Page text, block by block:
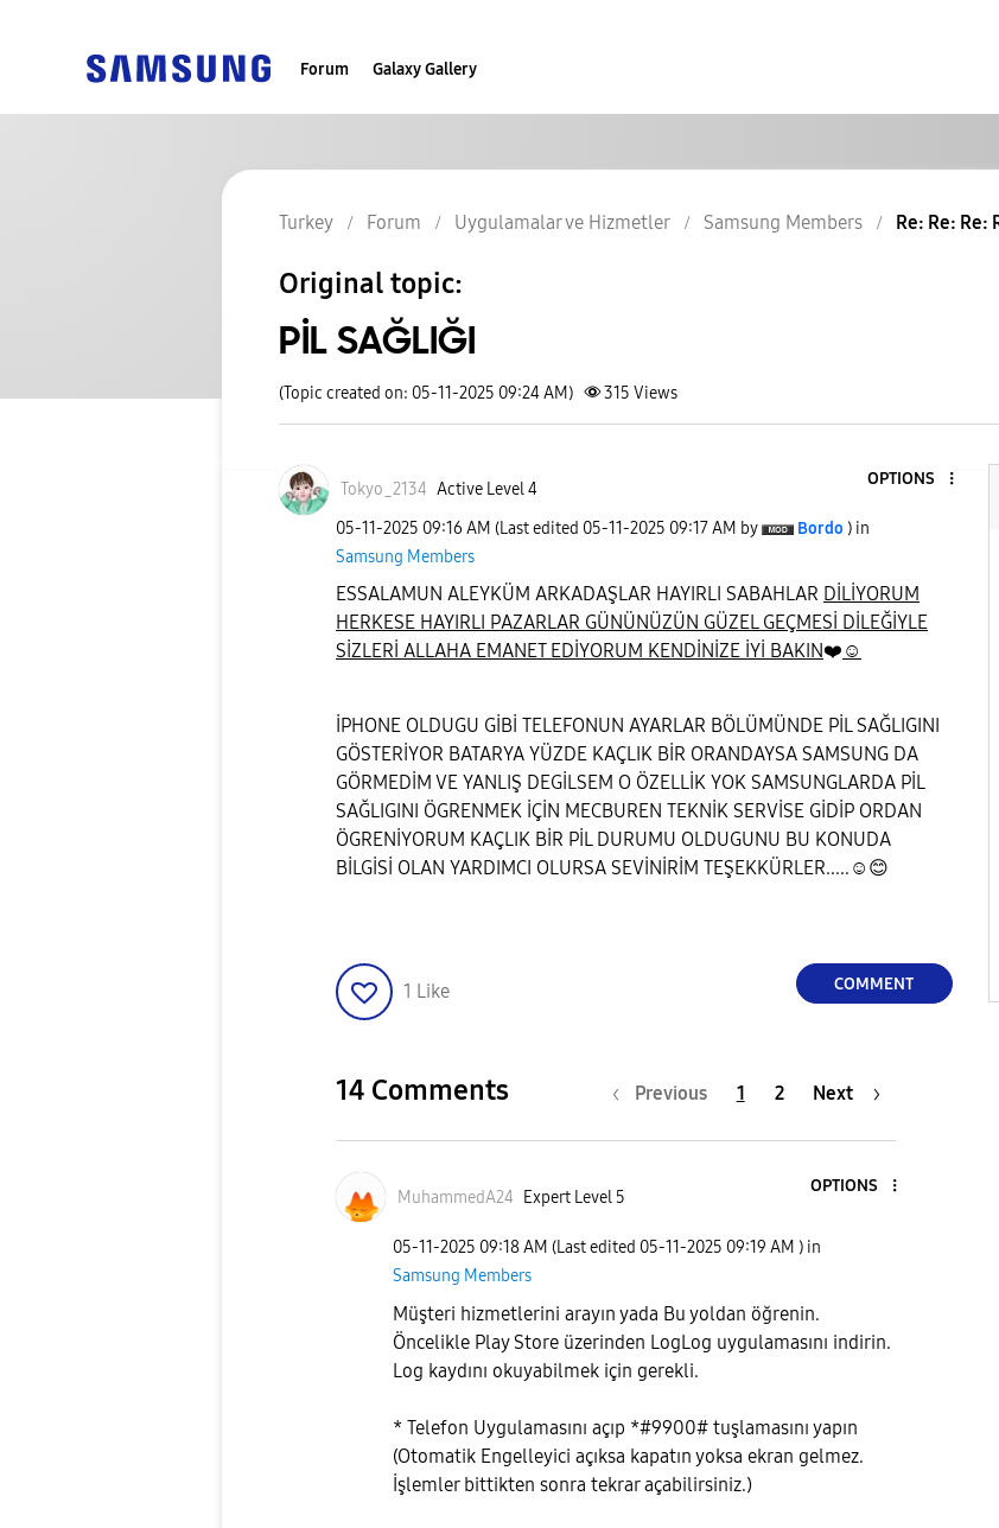
Forum Galaxy Gallery
Turkey Forum Uygulamalar ve Hizmetler Samsung Members Re: Re: Re:
Original topic:
PİL SAĞLIĞI
(Topic created on: 05-11-2025 09:24 AM) 315 Views
Tokyo_2134 Active Level 4
OPTIONS
‎05-11-2025 09:16 AM (Last edited ‎05-11-2025 09:17 AM by Bordo ) in
Samsung Members
ESSALAMUN ALEYKÜM ARKADAŞLAR HAYIRLI SABAHLAR DİLİYORUM
HERKESE HAYIRLI PAZARLAR GÜNÜNÜZÜN GÜZEL GEÇMESİ DİLEĞİYLE
SİZLERİ ALLAHA EMANET EDİYORUM KENDİNİZE İYİ BAKIN❤️ ☺️
İPHONE OLDUGU GİBİ TELEFONUN AYARLAR BÖLÜMÜNDE PİL SAĞLIGINI
GÖSTERİYOR BATARYA YÜZDE KAÇLIK BİR ORANDAYSA SAMSUNG DA
GÖRMEDİM VE YANLIŞ DEGİLSEM O ÖZELLİK YOK SAMSUNGLARDA PİL
SAĞLIGINI ÖGRENMEK İÇİN MECBUREN TEKNİK SERVİSE GİDİP ORDAN
ÖGRENİYORUM KAÇLIK BİR PİL DURUMU OLDUGUNU BU KONUDA
BİLGİSİ OLAN YARDIMCI OLURSA SEVİNİRİM TEŞEKKÜRLER.....☺️ 😊
1 Like COMMENT
14 Comments Previous 1 2 Next
MuhammedA24 Expert Level 5
OPTIONS
‎05-11-2025 09:18 AM (Last edited ‎05-11-2025 09:19 AM ) in
Samsung Members
Müşteri hizmetlerini arayın yada Bu yoldan öğrenin.
Öncelikle Play Store üzerinden LogLog uygulamasını indirin.
Log kaydını okuyabilmek için gerekli.
* Telefon Uygulamasını açıp *#9900# tuşlamasını yapın
(Otomatik Engelleyici açıksa kapatın yoksa ekran gelmez.
İşlemler bittikten sonra tekrar açabilirsiniz.)